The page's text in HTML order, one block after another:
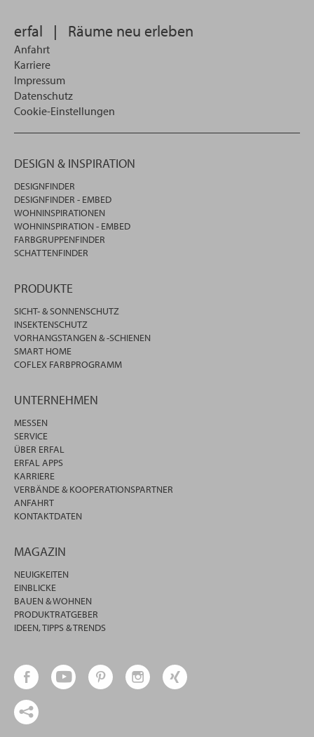
erfal | Räume neu erleben
Anfahrt
Karriere
Impressum
Datenschutz
Cookie-Einstellungen
DESIGN & INSPIRATION
DESIGNFINDER
DESIGNFINDER - EMBED
WOHNINSPIRATIONEN
WOHNINSPIRATION - EMBED
FARBGRUPPENFINDER
SCHATTENFINDER
PRODUKTE
SICHT- & SONNENSCHUTZ
INSEKTENSCHUTZ
VORHANGSTANGEN & -SCHIENEN
SMART HOME
COFLEX FARBPROGRAMM
UNTERNEHMEN
MESSEN
SERVICE
ÜBER ERFAL
ERFAL APPS
KARRIERE
VERBÄNDE & KOOPERATIONSPARTNER
ANFAHRT
KONTAKTDATEN
MAGAZIN
NEUIGKEITEN
EINBLICKE
BAUEN & WOHNEN
PRODUKTRATGEBER
IDEEN, TIPPS & TRENDS